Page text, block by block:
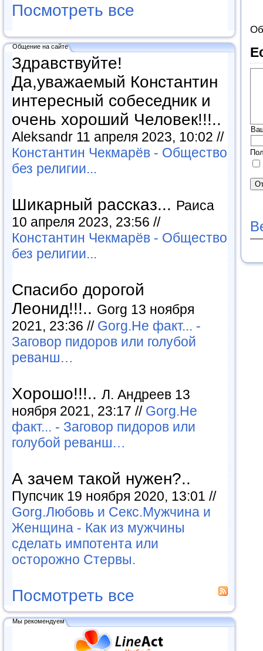
Посмотреть все
Общение на сайте
Здравствуйте!
Да,уважаемый Константин
интересный собеседник и
очень хороший Человек!!!..
Aleksandr 11 апреля 2023, 10:02 //
Константин Чекмарёв - Общество
без религии...
Шикарный рассказ... Раиса
10 апреля 2023, 23:56 //
Константин Чекмарёв - Общество
без религии...
Спасибо дорогой
Леонид!!!.. Gorg 13 ноября
2021, 23:36 // Gorg.Не факт... -
Заговор пидоров или голубой
реванш…
Хорошо!!!.. Л. Андреев 13
ноября 2021, 23:17 // Gorg.Не
факт... - Заговор пидоров или
голубой реванш…
А зачем такой нужен?..
Пупсчик 19 ноября 2020, 13:01 //
Gorg.Любовь и Секс.Мужчина и
Женщина - Как из мужчины
сделать импотента или
осторожно Стервы.
Посмотреть все
Мы рекомендуем